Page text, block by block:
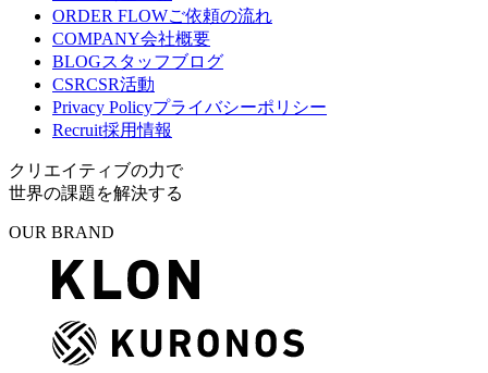
ORDER FLOWご依頼の流れ
COMPANY会社概要
BLOGスタッフブログ
CSRCSR活動
Privacy Policyプライバシーポリシー
Recruit採用情報
クリエイティブの力で
世界の課題を解決する
OUR BRAND